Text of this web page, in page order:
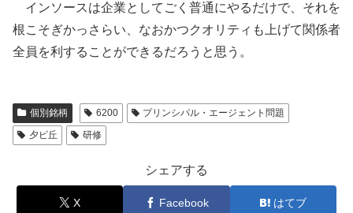
インソースは企業としてごく普通にやるだけで、それを
根こそぎかっさらい、なおかつクオリティも上げて関係者
全員を利することができるだろうと思う。
個別銘柄 6200
プリンシパル・エージェント問題
夕ピ丘
研修
シェアする
X Facebook はてブ